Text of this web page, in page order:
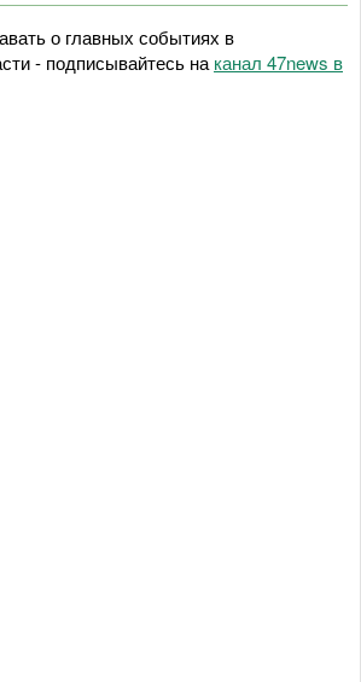
о главных событиях в
- подписывайтесь на канал 47news в